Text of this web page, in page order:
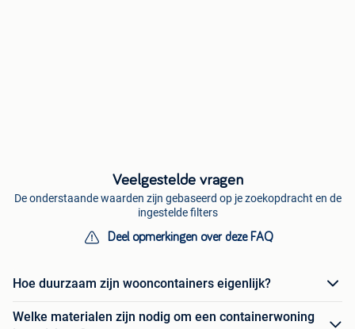
Veelgestelde vragen
De onderstaande waarden zijn gebaseerd op je zoekopdracht en de
ingestelde filters
Deel opmerkingen over deze FAQ
Hoe duurzaam zijn wooncontainers eigenlijk?
Welke materialen zijn nodig om een containerwoning